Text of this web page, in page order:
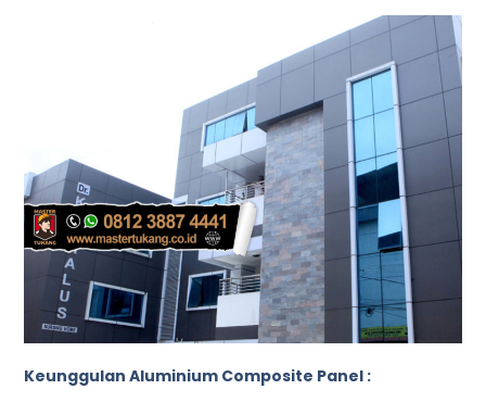
Keunggulan Aluminium Composite Panel :